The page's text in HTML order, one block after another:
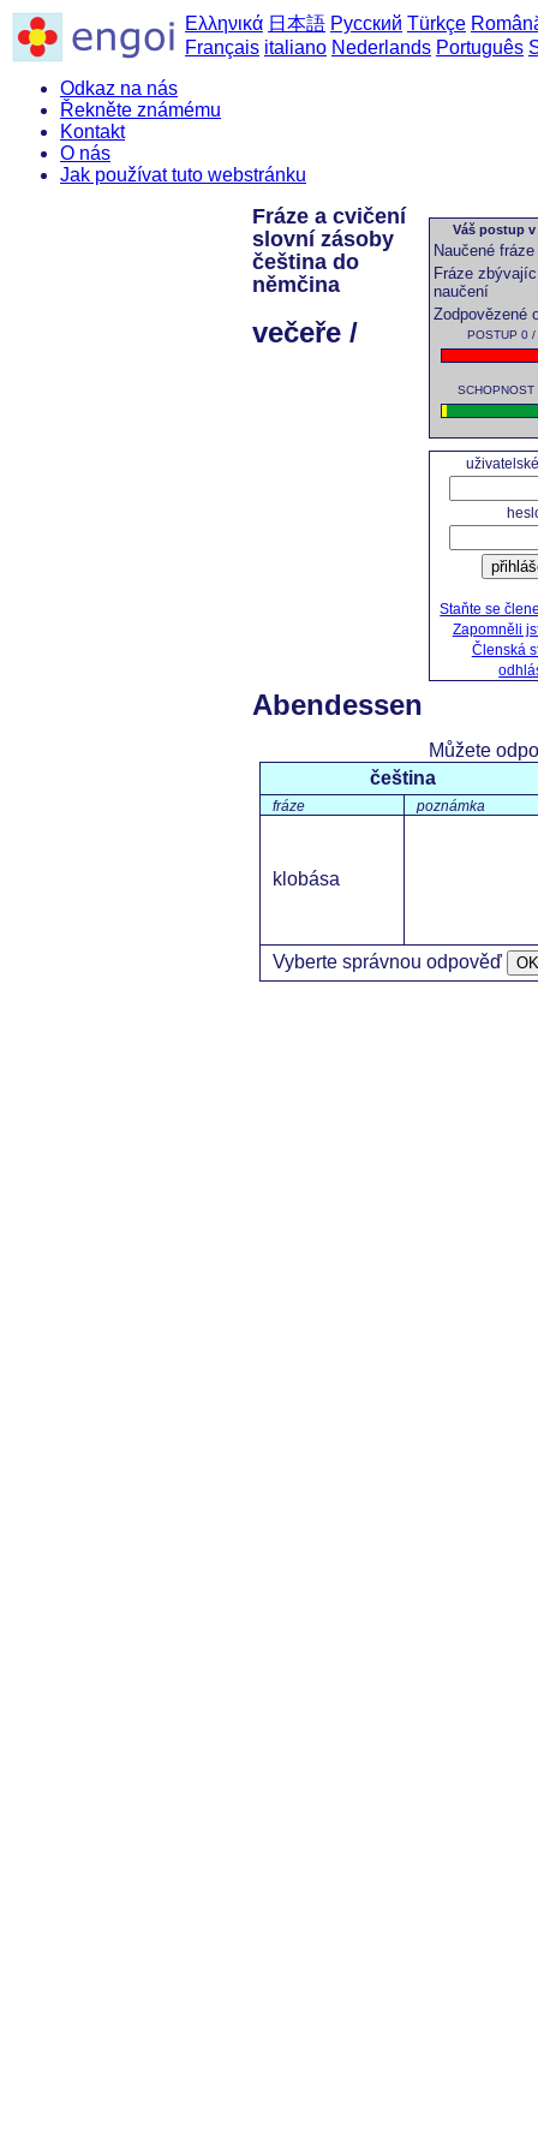
Ελληνικά 日本語 Русский Türkçe
Français italiano Nederlands Português
Odkaz na nás
Řekněte známému
Kontakt
O nás
Jak používat tuto webstránku
Váš postup
Naučené fráze
Fráze
naučení
Zodpovězené
POSTUP 0 /
Staňte se
Zapomněli
Členská
Fráze a cvičení
slovní zásoby
čeština do
němčina
večeře /
Abendessen
Můžete
čeština
fráze poznámka
klobása
Vyberte správnou odpověď